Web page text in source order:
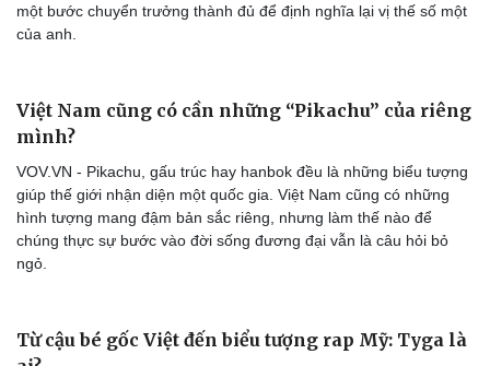
một bước chuyển trưởng thành đủ để định nghĩa lại vị thế số một
của anh.
Việt Nam cũng có cần những “Pikachu” của riêng